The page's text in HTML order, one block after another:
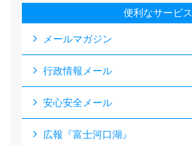
便利なサービス
メールマガジン
行政情報メール
安心安全メール
広報『富士河口湖』